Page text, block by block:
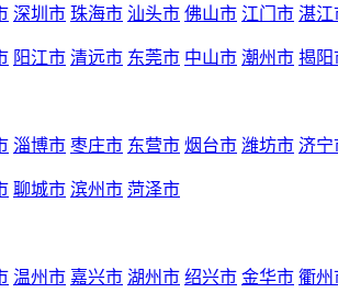
深圳市 珠海市 汕头市 佛山市 江门市 湛江
阳江市 清远市 东莞市 中山市 潮州市 揭阳
淄博市 枣庄市 东营市 烟台市 潍坊市 济宁
聊城市 滨州市 菏泽市
温州市 嘉兴市 湖州市 绍兴市 金华市 衢州